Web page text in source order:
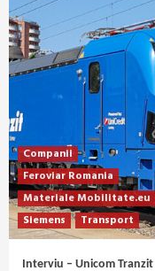
Companii
Feroviar Romania
Materiale Mobilitate.eu
Siemens
Transport
Interviu – Unicom Tranzit